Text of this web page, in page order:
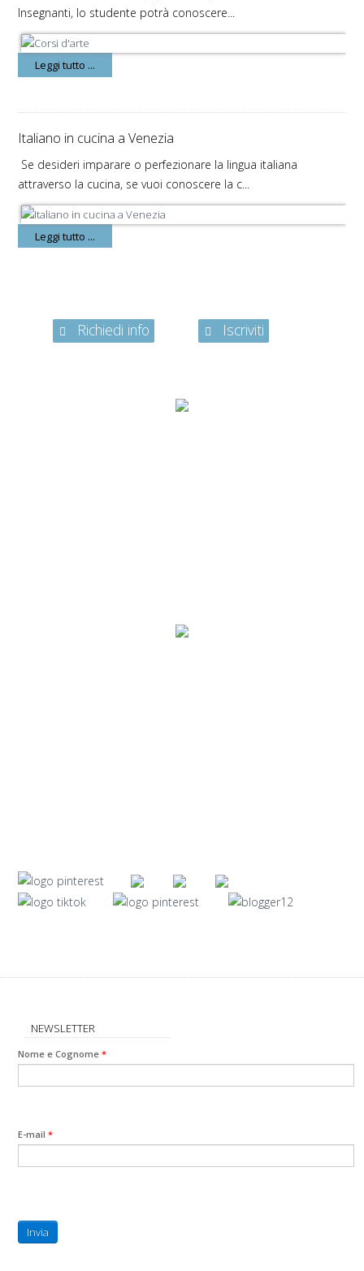
Insegnanti, lo studente potrà conoscere...
Leggi tutto ...
Italiano in cucina a Venezia
Se desideri imparare o perfezionare la lingua italiana
attraverso la cucina, se vuoi conoscere la c...
Leggi tutto ...
Richiedi info Iscriviti
NEWSLETTER
Nome e Cognome *
E-mail *
Invia